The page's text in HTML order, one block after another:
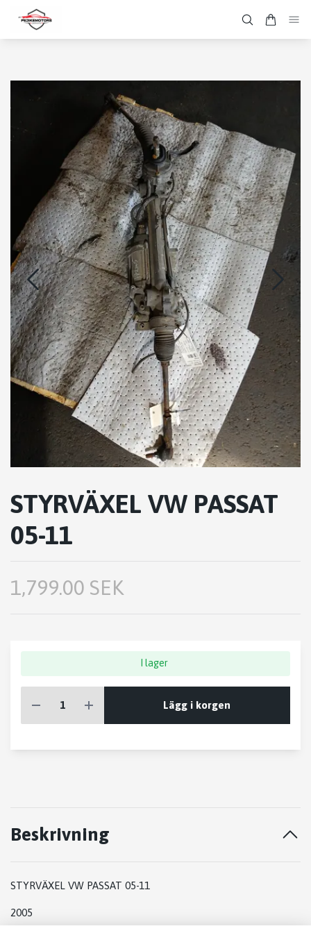
STYRVÄXEL VW PASSAT
05-11
1,799.00 SEK
I lager
Lägg i korgen
Beskrivning
STYRVÄXEL VW PASSAT 05-11
2005